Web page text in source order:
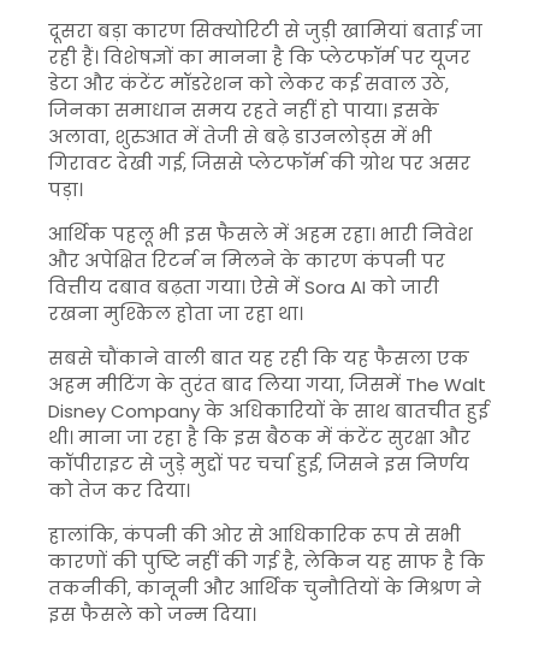
दूसरा बड़ा कारण सिक्योरिटी से जुड़ी खामियां बताई जा
रही हैं। विशेषज्ञों का मानना है कि प्लेटफॉर्म पर यूजर
डेटा और कंटेंट मॉडरेशन को लेकर कई सवाल उठे,
जिनका समाधान समय रहते नहीं हो पाया। इसके
अलावा, शुरुआत में तेजी से बढ़े डाउनलोड्स में भी
गिरावट देखी गई, जिससे प्लेटफॉर्म की ग्रोथ पर असर
पड़ा।
आर्थिक पहलू भी इस फैसले में अहम रहा। भारी निवेश
और अपेक्षित रिटर्न न मिलने के कारण कंपनी पर
वित्तीय दबाव बढ़ता गया। ऐसे में Sora AI को जारी
रखना मुश्किल होता जा रहा था।
सबसे चौंकाने वाली बात यह रही कि यह फैसला एक
अहम मीटिंग के तुरंत बाद लिया गया, जिसमें The Walt
Disney Companyके अधिकारियों के साथ बातचीत हुई
थी। माना जा रहा है कि इस बैठक में कंटेंट सुरक्षा और
कॉपीराइट से जुड़े मुद्दों पर चर्चा हुई, जिसने इस निर्णय
को तेज कर दिया।
हालांकि, कंपनी की ओर से आधिकारिक रूप से सभी
कारणों की पुष्टि नहीं की गई है, लेकिन यह साफ है कि
तकनीकी, कानूनी और आर्थिक चुनौतियों के मिश्रण ने
इस फैसले को जन्म दिया।